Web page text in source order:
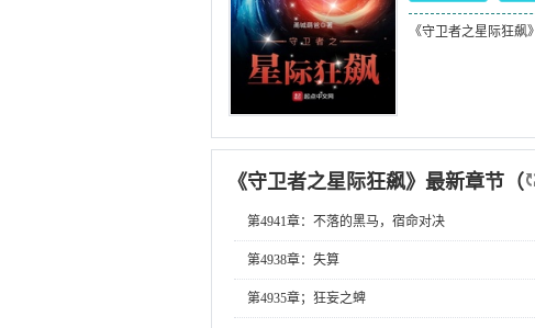
《守卫者之星际狂
《守卫者之星际狂飙》最新章节 （
第4941章：不落的黑马，宿命对决
第4938章：失算
第4935章；狂妄之蜱